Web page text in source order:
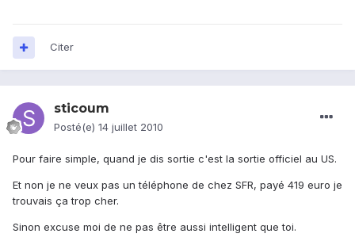
Citer
sticoum
Posté(e) 14 juillet 2010
Pour faire simple, quand je dis sortie c'est la sortie officiel au US.
Et non je ne veux pas un téléphone de chez SFR, payé 419 euro je
trouvais ça trop cher.
Sinon excuse moi de ne pas être aussi intelligent que toi.